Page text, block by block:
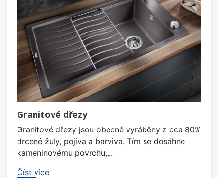
Granitové dřezy
Granitové dřezy jsou obecně vyráběny z cca 80%
drcené žuly, pojiva a barviva. Tím se dosáhne
kameninovému povrchu,...
Číst více